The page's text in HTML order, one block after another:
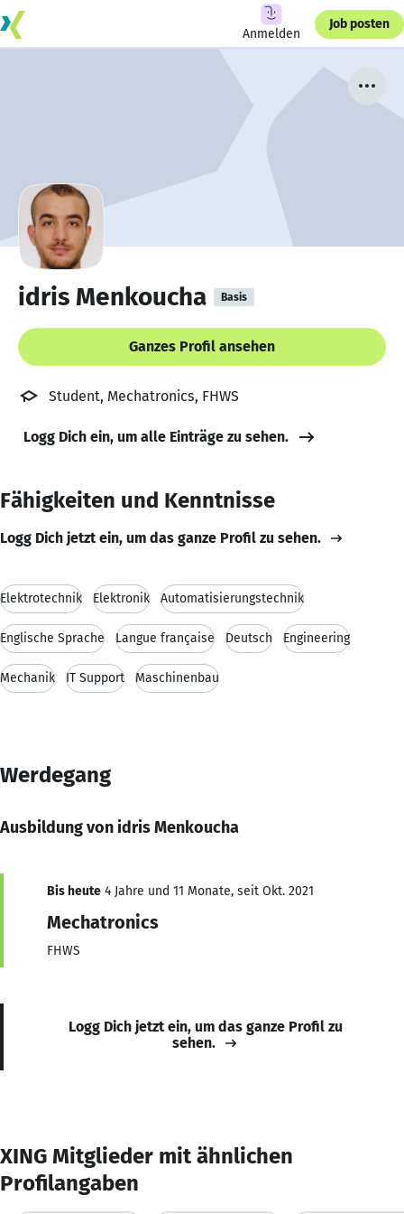
Anmelden
Job posten
idris Menkoucha Basis
Ganzes Profil ansehen
Student, Mechatronics, FHWS
Logg Dich ein, um alle Einträge zu sehen.
Fähigkeiten und Kenntnisse
Logg Dich jetzt ein, um das ganze Profil zu sehen.
Elektrotechnik Elektronik Automatisierungstechnik
Englische Sprache Langue française Deutsch Engineering
Mechanik IT Support Maschinenbau
Werdegang
Ausbildung von idris Menkoucha
Bis heute 4 Jahre und 11 Monate, seit Okt. 2021
Mechatronics
FHWS
Logg Dich jetzt ein, um das ganze Profil zu
sehen.
XING Mitglieder mit ähnlichen
Profilangaben